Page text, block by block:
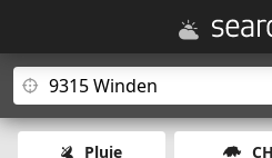
Pluie CH